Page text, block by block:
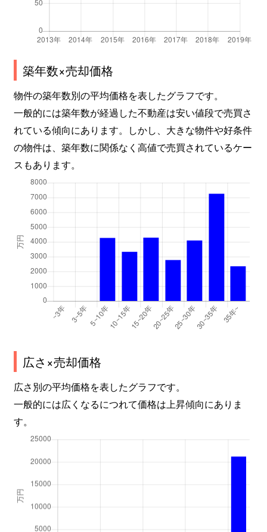
築年数×売却価格
物件の築年数別の平均価格を表したグラフです。
一般的には築年数が経過した不動産は安い値段で売買さ
れている傾向にあります。しかし、大きな物件や好条件
の物件は、築年数に関係なく高値で売買されているケー
スもあります。
広さ×売却価格
広さ別の平均価格を表したグラフです。
一般的には広くなるにつれて価格は上昇傾向にありま
す。